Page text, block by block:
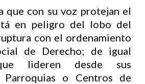
que con su voz protejan el
en peligro del lobo del
con el ordenamiento
de Derecho; de igual
lideren desde sus
Parroquias o Centros de